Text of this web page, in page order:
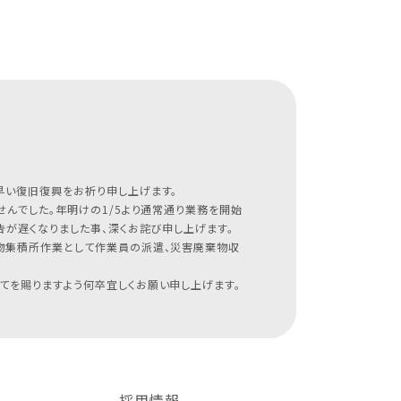
復旧復興をお祈り申し上げます。
んでした。年明けの1/5より通常通り業務を開始
くなりました事、深くお詫び申し上げます。
積所作業として作業員の派遣、災害廃棄物収
賜りますよう何卒宜しくお願い申し上げます。